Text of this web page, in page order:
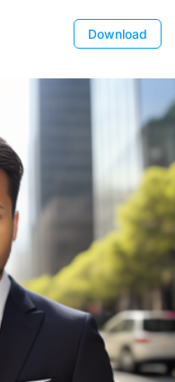
Download